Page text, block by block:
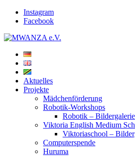
Instagram
Facebook
Aktuelles
Projekte
Mädchenförderung
Robotik-Workshops
Robotik – Bildergalerie
Viktoria English Medium
Viktoriaschool –
Computerspende
Huruma